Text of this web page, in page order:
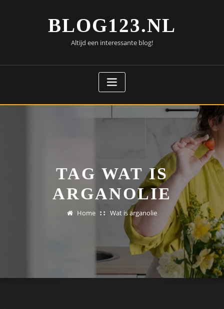
BLOG123.NL
Altijd een interessante blog!
TAG WAT IS
ARGANOLIE
Home Wat is arganolie